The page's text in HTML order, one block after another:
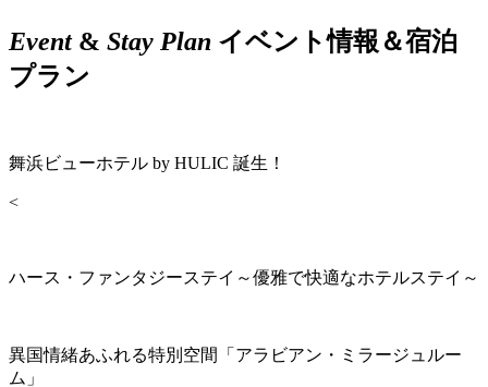
Event& Stay Plan イベント情報＆宿泊
プラン
舞浜ビューホテル by HULIC 誕生！
<
ハース・ファンタジーステイ～優雅で快適なホテルステイ～
異国情緒あふれる特別空間「アラビアン・ミラージュルー
ム」